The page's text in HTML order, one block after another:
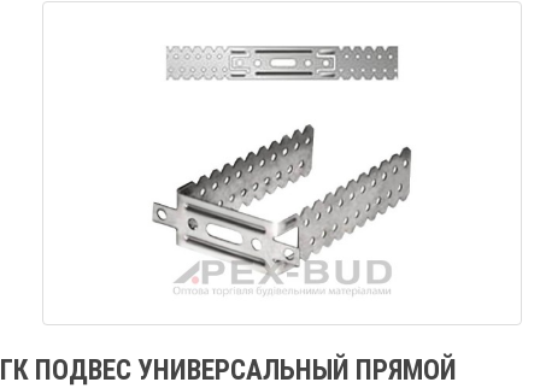
ГК ПОДВЕС УНИВЕРСАЛЬНЫЙ ПРЯМОЙ